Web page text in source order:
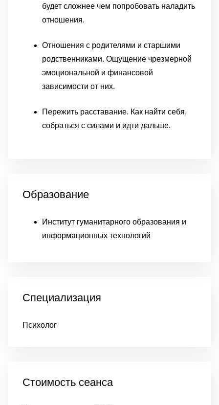
будет сложнее чем попробовать наладить
отношения.
Отношения с родителями и старшими
родственниками. Ощущение чрезмерной
эмоциональной и финансовой
зависимости от них.
Пережить расставание. Как найти себя,
собраться с силами и идти дальше.
Образование
Институт гуманитарного образования и
информационных технологий
Специализация
Психолог
Стоимость сеанса